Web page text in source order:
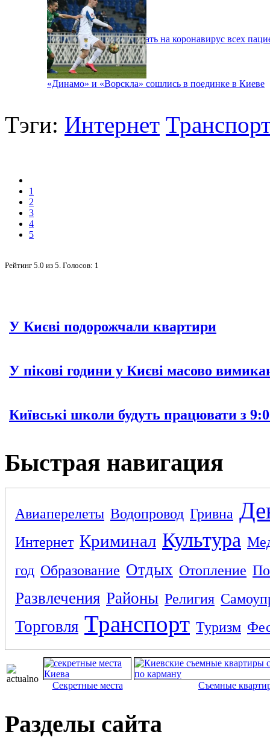
В Киеве будут тестировать на коронавирус всех
«Динамо» и «Ворскла» сошлись в поединке в Киеве
Тэги: Интернет
1
2
3
4
5
Рейтинг 5.0 из 5 . Голосов: 1
У Києві подорожчали квартири
У пікові години у Києві масово
Київські школи будуть працювати з
Быстрая навигация
Авиаперелеты Водопровод Гривна
Интернет Криминал Культура
год Образование Отдых Отопление
Развлечения Районы Религия
Торговля Транспорт Туризм
Секретные места Съемные
Разделы сайта